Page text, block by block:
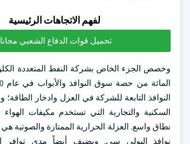
لفهم الاتجاهات الرئيسية
تحميل قوات الدفاع الشعبي مجانا
النوافذ التابعة للشركة في العزل وادخار
السكنية والتجارية التي تستخدم مكيفات
نطاق واسع. العزلة الحرارية الممتازة والصوتية
نوافذ البولي سي. ويضيف أيضاً مدى توافر